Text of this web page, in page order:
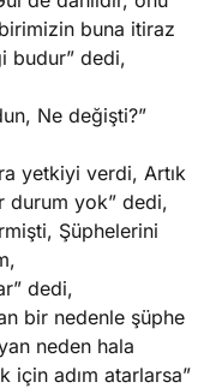
buna itiraz
budur” dedi,
Ne değişti?”
yetkiyi verdi, Artık
durum yok” dedi,
Şüphelerini
dedi,
bir nedenle şüphe
neden hala
için adım atarlarsa”